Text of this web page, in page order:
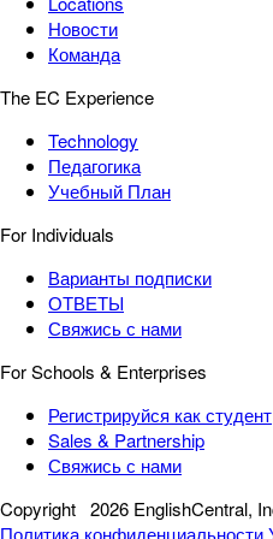
Новости
Команда
The EC Experience
Technology
Педагогика
Учебный План
For Individuals
Варианты подписки
ОТВЕТЫ
Свяжись с нами
For Schools & Enterprises
Регистрируйся как студент
Sales & Partnership
Свяжись с нами
Copyright 2026 EnglishCentral,